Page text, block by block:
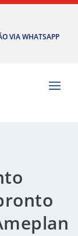
VIA WHATSAPP